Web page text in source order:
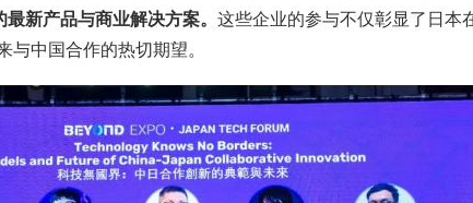
新产品与商业解决方案。 这些企业的参与不仅彰显了日本
与中国合作的热切期望。